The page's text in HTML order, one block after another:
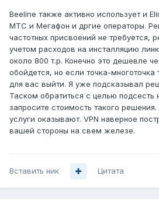
Beeline также активно использует и
МТС и Мегафон и дргие операторы.
частотных присвоений не требуется,
учетом расходов на инсталляцию
около 800 т.р. Конечно это дешевле
обойдется, но если точка-
для вас выйти. Я уже подсказывал
Таском обратиться с целью подсесть
запросите стоимость такого
услуги оказывают. VPN наверное
вашей стороны на свем железе.
Вставить ник Цитата